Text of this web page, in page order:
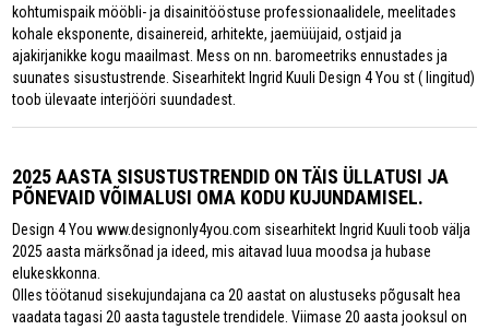
kohtumispaik mööbli- ja disainitööstuse professionaalidele, meelitades
kohale eksponente, disainereid, arhitekte, jaemüüjaid, ostjaid ja
ajakirjanikke kogu maailmast. Mess on nn. baromeetriks ennustades ja
suunates sisustustrende. Sisearhitekt Ingrid Kuuli Design 4 You st ( lingitud)
toob ülevaate interjööri suundadest.
2025 AASTA SISUSTUSTRENDID ON TÄIS ÜLLATUSI JA
PÕNEVAID VÕIMALUSI OMA KODU KUJUNDAMISEL.
Design 4 You www.designonly4you.com sisearhitekt Ingrid Kuuli toob välja
2025 aasta märksõnad ja ideed, mis aitavad luua moodsa ja hubase
elukeskkonna.
Olles töötanud sisekujundajana ca 20 aastat on alustuseks põgusalt hea
vaadata tagasi 20 aasta tagustele trendidele. Viimase 20 aasta jooksul on